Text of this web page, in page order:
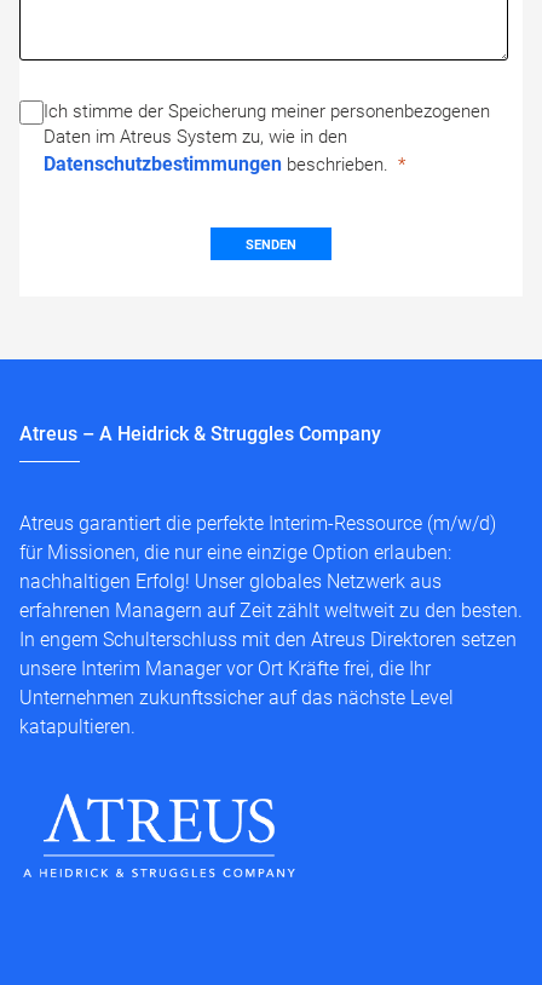
Ich stimme der Speicherung meiner personenbezogenen
Daten im Atreus System zu, wie in den
Datenschutzbestimmungen beschrieben.
SENDEN
Atreus – A Heidrick & Struggles Company
Atreus garantiert die perfekte Interim-Ressource (m/w/d)
für Missionen, die nur eine einzige Option erlauben:
nachhaltigen Erfolg! Unser globales Netzwerk aus
erfahrenen Managern auf Zeit zählt weltweit zu den besten.
In engem Schulterschluss mit den Atreus Direktoren setzen
unsere Interim Manager vor Ort Kräfte frei, die Ihr
Unternehmen zukunftssicher auf das nächste Level
katapultieren.